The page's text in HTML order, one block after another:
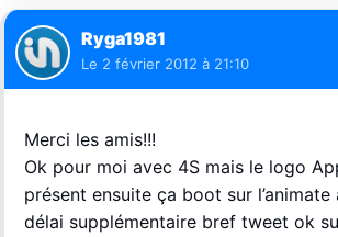
Ryga1981
Le 2 février 2012 à 21:10
Merci les amis!!!
Ok pour moi avec 4S mais le logo
présent ensuite ça boot sur l’animate
délai supplémentaire bref tweet ok